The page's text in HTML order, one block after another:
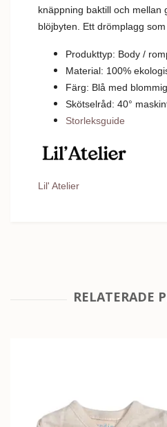
knäppning baktill och mellan
blöjbyten. Ett drömplagg
Produkttyp: Body /
Material: 100%
Färg: Blå med
Skötselråd: 40° m
Storleksguide
Lil' Atelier